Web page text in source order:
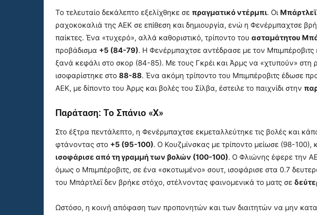
Το τελευταίο δεκάλεπτο εξελίχθηκε σε πραγματικό ντέρμπι. Οι Μπάρτλεϊ
ραχοκοκαλιά της ΑΕΚ σε επίθεση και δημιουργία, ενώ η Φενέρμπαχτσε
παίκτες. Ένα «τυχερό», αλλά καθοριστικό, τρίποντο του ασταμάτητου
προβάδισμα +5 (84-79). Η Φενέρμπαχτσε αντέδρασε με τον Μπιμπέροβιτς
ξανά κεφάλι στο σκορ (84-85). Με τους Γκρέι και Άρμς να «χτυπούν» στη
ισοφαρίστηκε στο 88-88. Ένα ακόμη τρίποντο του Μπιμπέροβιτς έδωσε
ΑΕΚ, με δίποντο του Άρμς και βολές του Σίλβα, έστειλε το παιχνίδι στην
Παράταση: Το Σπάνιο «Χ»
Στο έξτρα πεντάλεπτο, η Φενέρμπαχτσε εκμεταλλεύτηκε τις βολές και
φτάνοντας στο +5 (95-100). Ο Κουζμίνσκας με τρίποντο μείωσε (98-100),
ισοφάρισε από τη γραμμή των βολών (100-100). Ο Φλιώνης έφερε την
όμως ο Μπιμπέροβιτς, σε ένα «σκοτωμένο» σουτ, ισοφάρισε στα 0.7
του Μπάρτλεϊ δεν βρήκε στόχο, στέλνοντας φαινομενικά το ματς σε
Ωστόσο, η κοινή απόφαση των προπονητών και των διαιτητών να μην